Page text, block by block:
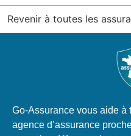
Revenir à toutes les
Go-Assurance vous aide à
agence d’assurance